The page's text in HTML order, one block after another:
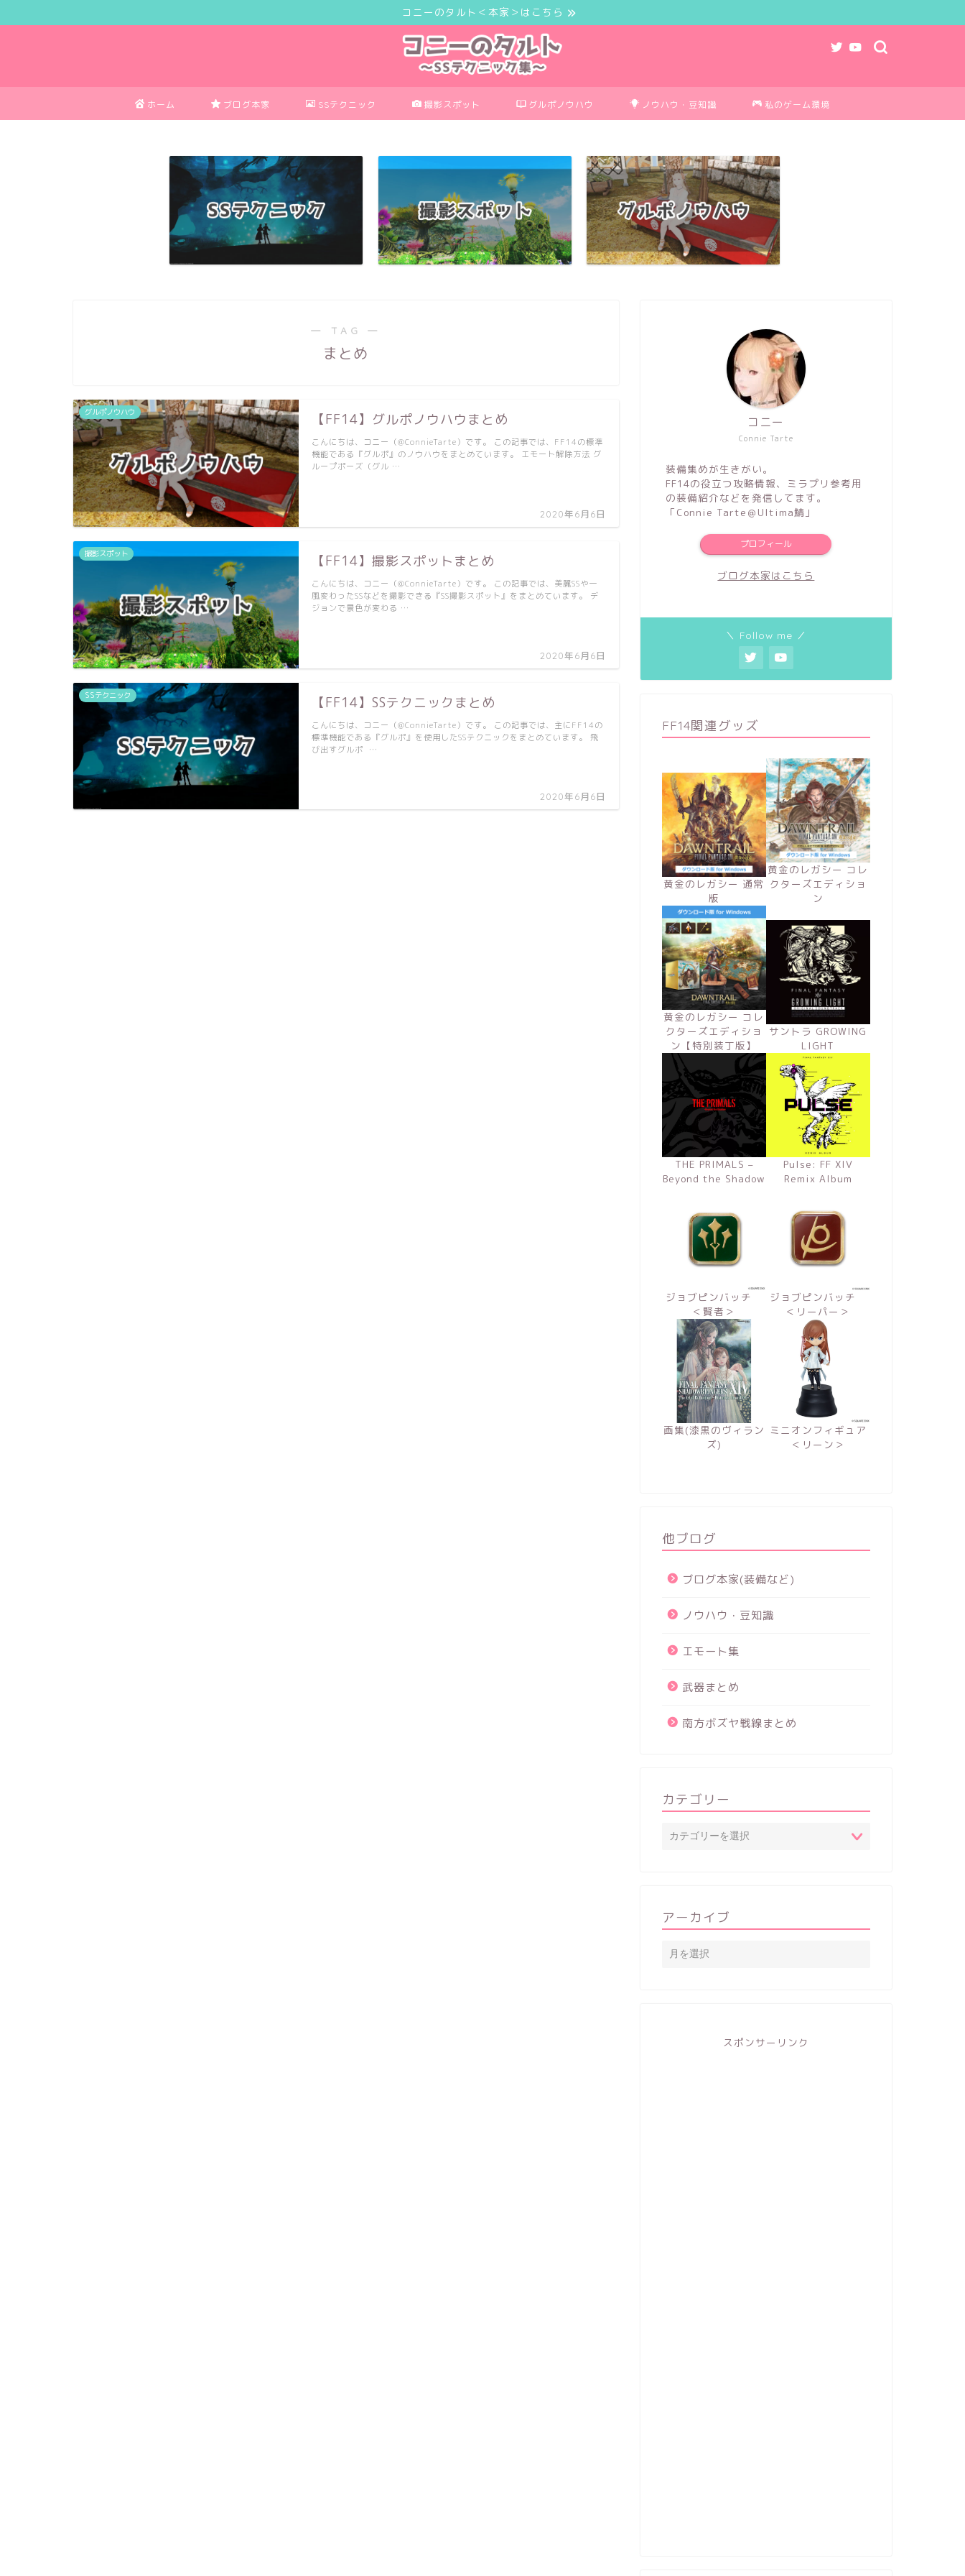
コニーのタルト＜本家＞はこちら
ホーム ブログ本家 SSテクニック 撮影スポット グルポノウハウ ノウハウ・豆知識 私のゲーム環境
― TAG ―
まとめ
グルポノウハウ 【FF14】グルポノウハウまとめ
2020年6月6日
こんにちは、コニー（@ConnieTarte）です。 この記事では、FF14の標準
機能である『グルポ』のノウハウをまとめています。 エモート解除方法 グ
ループポーズ（グル …
撮影スポット 【FF14】撮影スポットまとめ
2020年6月6日
こんにちは、コニー（@ConnieTarte）です。 この記事では、美麗SSや一
風変わったSSなどを撮影できる『SS撮影スポット』をまとめています。 デ
ジョンで景色が変わる …
SSテクニック 【FF14】SSテクニックまとめ
2020年6月6日
こんにちは、コニー（@ConnieTarte）です。 この記事では、主にFF14の
標準機能である『グルポ』を使用したSSテクニックをまとめています。 飛
び出すグルポ …
Connie Tarte
コニー
装備集めが生きがい。
FF14の役立つ攻略情報、ミラプリ参考用
の装備紹介などを発信してます。
「Connie Tarte＠Ultima鯖」
プロフィール
ブログ本家はこちら
＼ Follow me ／
FF14関連グッズ
黄金のレガシー 通常
版
黄金のレガシー コレ
クターズエディショ
ン
黄金のレガシー コレ
クターズエディショ
ン【特別装丁版】
サントラ GROWING
LIGHT
THE PRIMALS –
Beyond the Shadow
Pulse: FF XIV
Remix Album
ジョブピンバッチ
＜賢者＞
ジョブピンバッチ
＜リーパー＞
画集(漆黒のヴィラン
ズ)
ミニオンフィギュア
＜リーン＞
他ブログ
ブログ本家(装備など)
ノウハウ・豆知識
エモート集
武器まとめ
南方ボズヤ戦線まとめ
カテゴリー
アーカイブ
スポンサーリンク